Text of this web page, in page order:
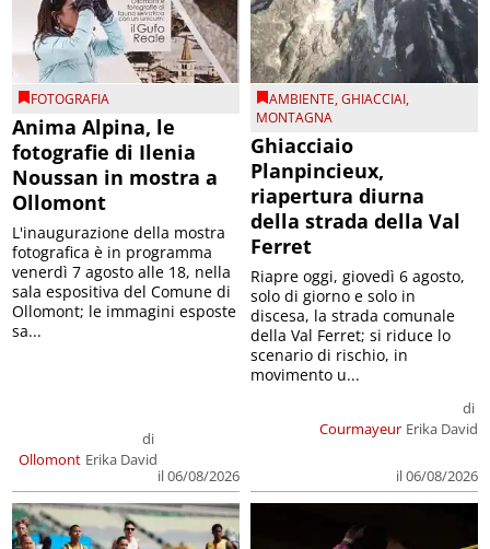
FOTOGRAFIA
Anima Alpina, le
fotografie di Ilenia
Noussan in mostra a
Ollomont
Ollomont
di
Erika David
il 06/08/2026
L'inaugurazione della mostra
fotografica è in programma
venerdì 7 agosto alle 18, nella
sala espositiva del Comune di
Ollomont; le immagini esposte
sa...
AMBIENTE,GHIACCIAI,
MONTAGNA
Ghiacciaio
Planpincieux,
riapertura diurna
della strada della Val
Ferret
Courmayeur
di
Erika David
il 06/08/2026
Riapre oggi, giovedì 6 agosto,
solo di giorno e solo in
discesa, la strada comunale
della Val Ferret; si riduce lo
scenario di rischio, in
movimento u...